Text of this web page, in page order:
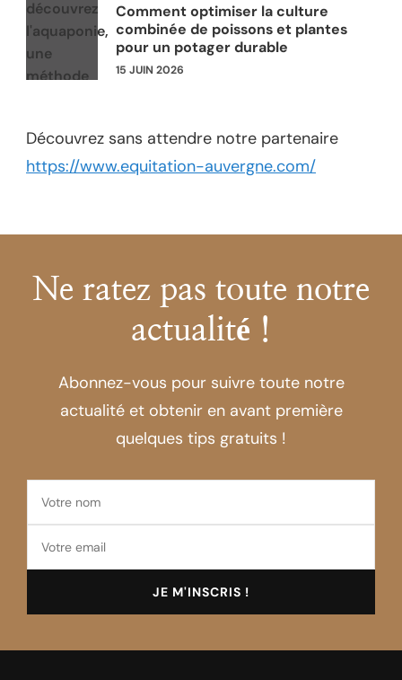
Comment optimiser la culture
combinée de poissons et plantes
pour un potager durable
15 JUIN 2026
Découvrez sans attendre notre partenaire
https://www.equitation-auvergne.com/
Ne ratez pas toute notre
actualité !
Abonnez-vous pour suivre toute notre
actualité et obtenir en avant première
quelques tips gratuits !